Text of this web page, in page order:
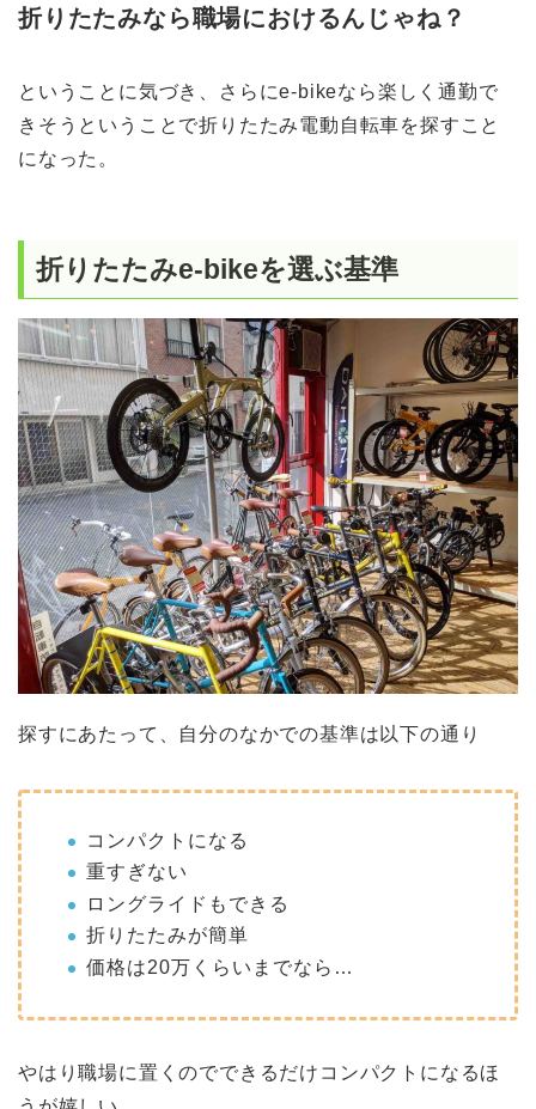
折りたたみなら職場におけるんじゃね？
ということに気づき、さらにe-bikeなら楽しく通勤で
きそうということで折りたたみ電動自転車を探すこと
になった。
折りたたみe-bikeを選ぶ基準
探すにあたって、自分のなかでの基準は以下の通り
コンパクトになる
重すぎない
ロングライドもできる
折りたたみが簡単
価格は20万くらいまでなら…
やはり職場に置くのでできるだけコンパクトになるほ